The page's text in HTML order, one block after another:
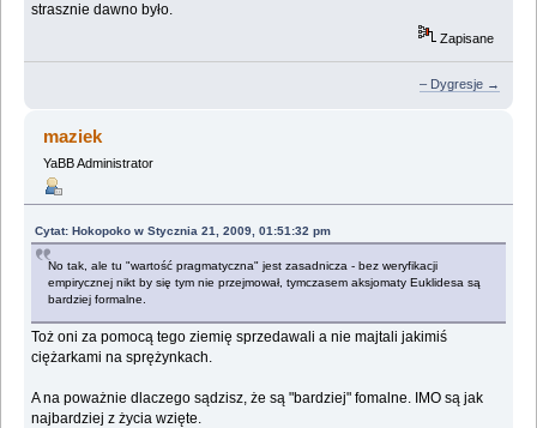
strasznie dawno było.
Zapisane
– Dygresje →
maziek
YaBB Administrator
Cytat: Hokopoko w Stycznia 21, 2009, 01:51:32 pm
No tak, ale tu "wartość pragmatyczna" jest zasadnicza - bez weryfikacji
empirycznej nikt by się tym nie przejmował, tymczasem aksjomaty Euklidesa są
bardziej formalne.
Toż oni za pomocą tego ziemię sprzedawali a nie majtali jakimiś
ciężarkami na sprężynkach.
A na poważnie dlaczego sądzisz, że są "bardziej" fomalne. IMO są jak
najbardziej z życia wzięte.